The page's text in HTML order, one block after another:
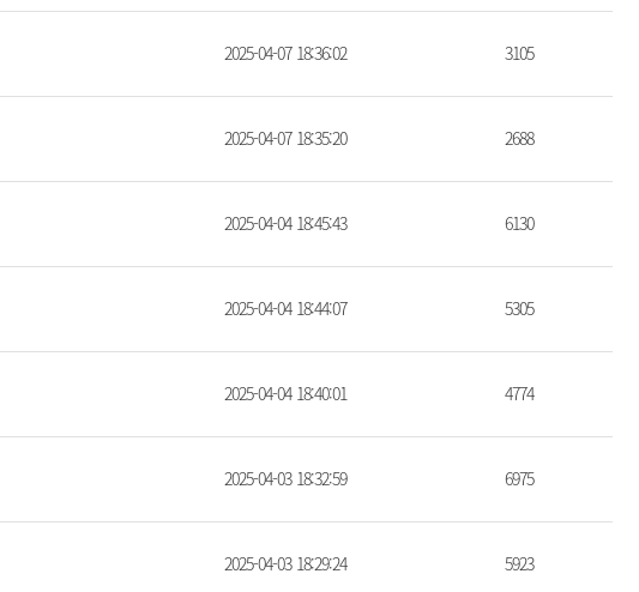
2025-04-07 18:36:02 3105
2025-04-07 18:35:20 2688
2025-04-04 18:45:43 6130
2025-04-04 18:44:07 5305
2025-04-04 18:40:01 4774
2025-04-03 18:32:59 6975
2025-04-03 18:29:24 5923